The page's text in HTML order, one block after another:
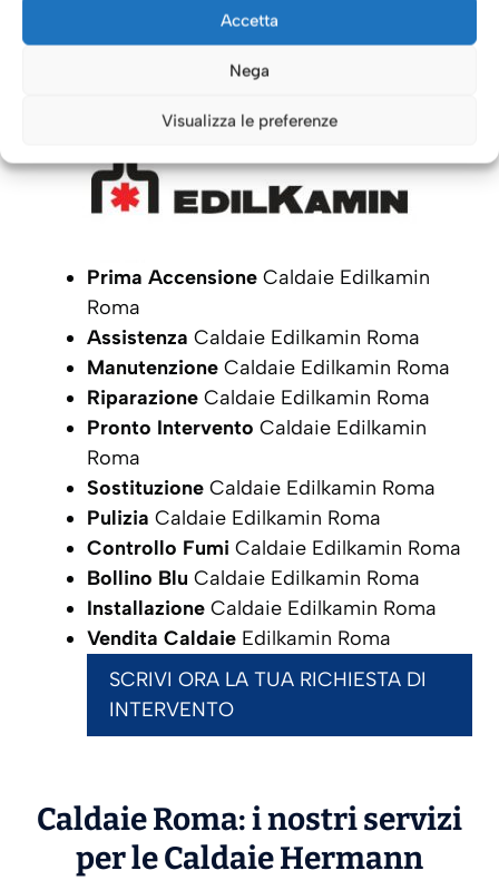
Accetta
Nega
Visualizza le preferenze
Caldaie Roma: i nostri servizi
per le CaldaieEdilkamin
Prima Accensione Caldaie Edilkamin
Roma
Assistenza Caldaie Edilkamin Roma
Manutenzione Caldaie Edilkamin Roma
Riparazione Caldaie Edilkamin Roma
Pronto Intervento Caldaie Edilkamin
Roma
Sostituzione Caldaie Edilkamin Roma
Pulizia Caldaie Edilkamin Roma
Controllo Fumi Caldaie Edilkamin Roma
Bollino Blu Caldaie Edilkamin Roma
Installazione Caldaie Edilkamin Roma
Vendita Caldaie Edilkamin Roma
SCRIVI ORA LA TUA RICHIESTA DI
INTERVENTO
Caldaie Roma: i nostri servizi
per le CaldaieHermann